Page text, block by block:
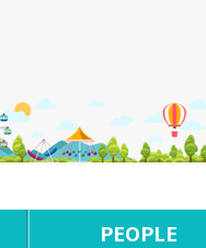
PEOPLE